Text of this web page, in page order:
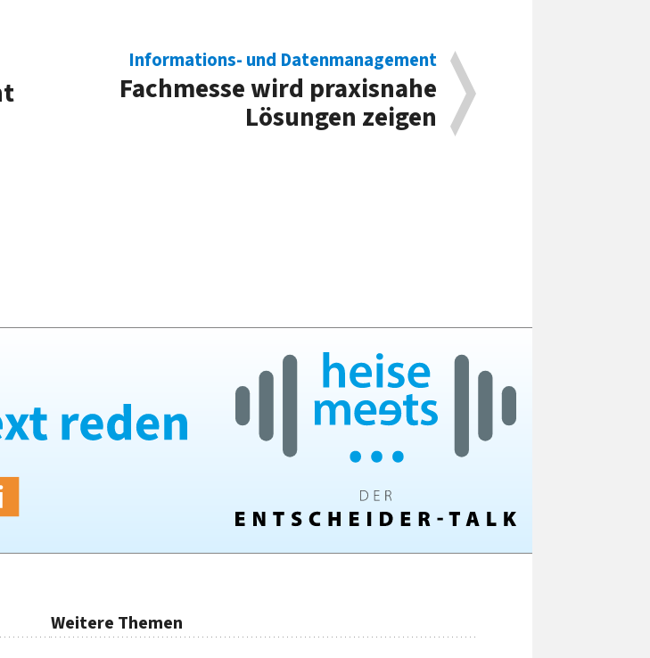
Informations- und Datenmanagement
Fachmesse wird praxisnahe
Lösungen zeigen
Weitere Themen